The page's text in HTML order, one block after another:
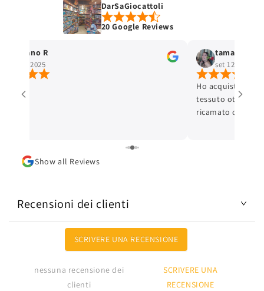
DarSaGiocattoli
20 Google Reviews
Stefano R
ott 4, 2025
tamara selis
set 12, 2025
Ho acquistato
tessuto ottimo e
ricamato con
Show all Reviews
Recensioni dei clienti
SCRIVERE UNA RECENSIONE
nessuna recensione dei
clienti
SCRIVERE UNA
RECENSIONE